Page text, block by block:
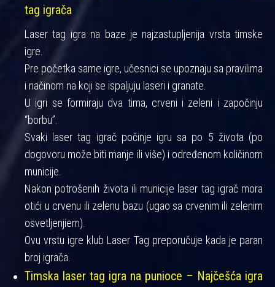
tag igrača
Laser tag igra na baze je najzastupljenija vrsta timske
igre.
Pre početka same igre, učesnici se upoznaju sa pravilima
i načinom na koji se ispaljuju laseri i granate.
U igri se formiraju dva tima, crveni i zeleni i započinju
“borbu”.
Svaki laser tag igrač počinje igru sa po 5 života (po
dogovoru može biti manje ili više) i određenom količinom
municije.
Nakon potrošenih života ili municije laser tag igrač mora
otići u crvenu ili zelenu bazu (ugao sa crvenim ili zelenim
osvetljenjiem).
Ovu vrstu igre klub Laser Tag preporučuje kada je paran
broj igrača.
Timska laser tag igra na punioce – Najčešća igra